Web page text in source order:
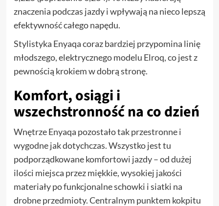
znaczenia podczas jazdy i wpływają na nieco lepszą
efektywność całego napędu.
Stylistyka Enyaqa coraz bardziej przypomina linię
młodszego, elektrycznego modelu Elroq, co jest z
pewnością krokiem w dobrą stronę.
Komfort, osiągi i
wszechstronność na co dzień
Wnętrze Enyaqa pozostało tak przestronne i
wygodne jak dotychczas. Wszystko jest tu
podporządkowane komfortowi jazdy – od dużej
ilości miejsca przez miękkie, wysokiej jakości
materiały po funkcjonalne schowki i siatki na
drobne przedmioty. Centralnym punktem kokpitu